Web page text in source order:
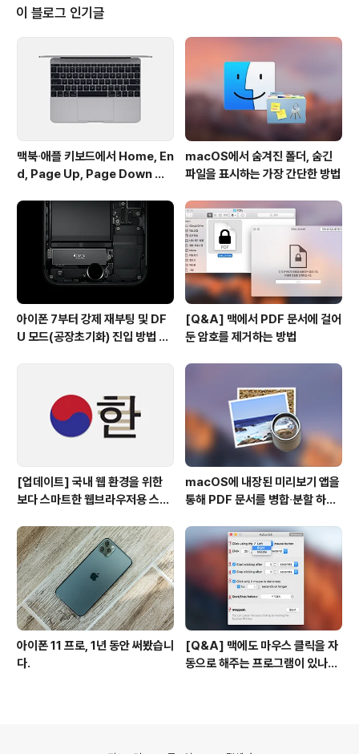
로 띄우는 검색창을 통해 평소 즐겨 방문하는 포털 사이트
나 검색 사이트, 인터넷 사전 등을 검색할 수 있도록 해주는
프로그램입니다. 웹 사이트를 방문할 필요없이 검색창에
키워드를 입력하면 웹 브라우저가 열리며 검색 결과를 표
시합니다. 전반적으로 그 외형이 Alfre..
이 블로그 인기글
맥북∙애플 키보드에서 Home, En
d, Page Up, Page Down 키
macOS에서 숨겨진 폴더, 숨긴
파일을 표시하는 가장 간단한 방법
아이폰 7부터 강제 재부팅 및 DF
U 모드(공장초기화) 진입 방법 변
[Q&A] 맥에서 PDF 문서에 걸어
둔 암호를 제거하는 방법
[업데이트] 국내 웹 환경을 위한
보다 스마트한 웹브라우저용 스타
macOS에 내장된 미리보기 앱을
통해 PDF 문서를 병합∙분할 하는
아이폰 11 프로, 1년 동안 써봤습니
다.
[Q&A] 맥에도 마우스 클릭을 자
동으로 해주는 프로그램이 있나